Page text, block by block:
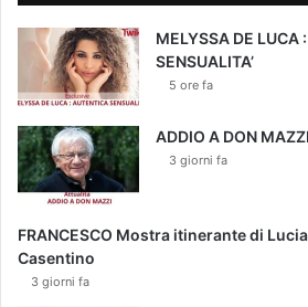
MELYSSA DE LUCA
SENSUALITA’
5 ore fa
ADDIO A DON MAZZI
3 giorni fa
FRANCESCO Mostra itinerante di
Casentino
3 giorni fa